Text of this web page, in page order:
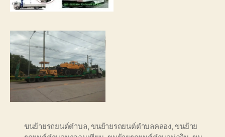
ขนย้ายรถยนต์ตำบล ,ขนย้ายรถยนต์ตำบลคลอง,ขนย้าย